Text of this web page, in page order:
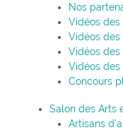
Nos
Vidéos des
Vidéos des
Vidéos des
Vidéos des
Concours
Salon des Arts
Artisans